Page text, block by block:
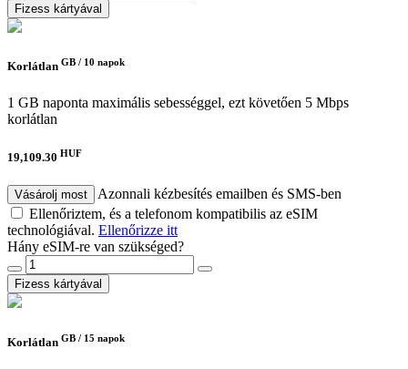
Fizess kártyával
Korlátlan GB / 10 napok
1 GB naponta maximális sebességgel, ezt követően 5 Mbps
korlátlan
19,109.30 HUF
Vásárolj most
Azonnali kézbesítés emailben és SMS-ben
Ellenőriztem, és a telefonom kompatibilis az eSIM
technológiával. Ellenőrizze itt
Hány eSIM-re van szükséged?
Fizess kártyával
Korlátlan GB / 15 napok